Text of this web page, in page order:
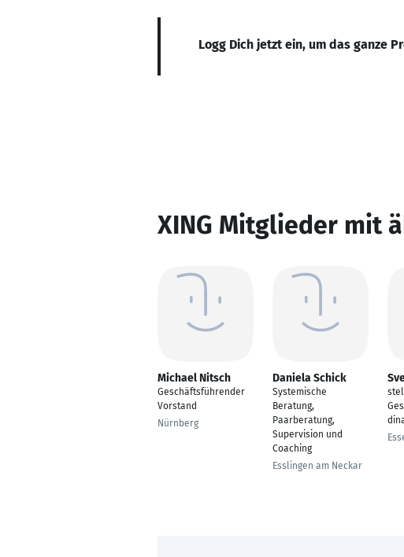
Logg Dich jetzt ein, um das ganze
XING Mitglieder mit
Michael Nitsch
Geschäftsführender
Vorstand
Nürnberg
Daniela Schick
Systemische
Beratung,
Paarberatung,
Supervision und
Coaching
Esslingen am Neckar